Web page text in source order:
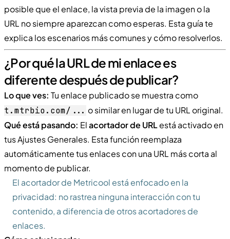
posible que el enlace, la vista previa de la imagen o la
URL no siempre aparezcan como esperas. Esta guía te
explica los escenarios más comunes y cómo resolverlos.
¿Por qué la URL de mi enlace es
diferente después de publicar?
Lo que ves: Tu enlace publicado se muestra como
t.mtrbio.com/... o similar en lugar de tu URL original.
Qué está pasando: Elacortador de URLestá activado en
tus Ajustes Generales. Esta función reemplaza
automáticamente tus enlaces con una URL más corta al
momento de publicar.
El acortador de Metricool está enfocado en la
privacidad: no rastrea ninguna interacción con tu
contenido, a diferencia de otros acortadores de
enlaces.